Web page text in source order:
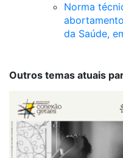
Norma
da Saúde,
Outros temas atuais